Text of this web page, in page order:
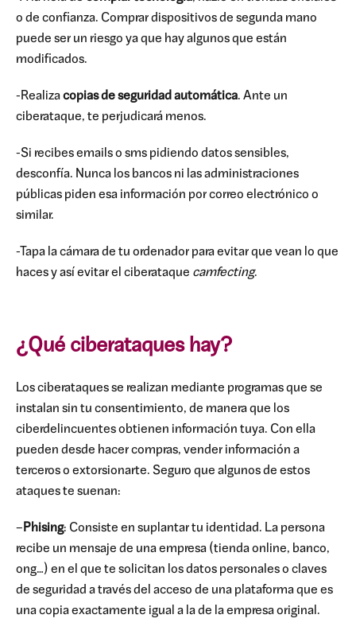
o de confianza. Comprar dispositivos de segunda mano
puede ser un riesgo ya que hay algunos que están
modificados.
-Realizacopias de seguridad automática. Ante un
ciberataque, te perjudicará menos.
-Si recibes emails o sms pidiendo datos sensibles,
desconfía. Nunca los bancos ni las administraciones
públicas piden esa información por correo electrónico o
similar.
-Tapa la cámara de tu ordenador para evitar que vean lo que
haces y así evitar el ciberataque camfecting.
¿Qué ciberataques hay?
Los ciberataques se realizan mediante programas que se
instalan sin tu consentimiento, de manera que los
ciberdelincuentes obtienen información tuya. Con ella
pueden desde hacer compras, vender información a
terceros o extorsionarte. Seguro que algunos de estos
ataques te suenan:
– Phising: Consiste en suplantar tu identidad. La persona
recibe un mensaje de una empresa (tienda online, banco,
ong…) en el que te solicitan los datos personales o claves
de seguridad a través del acceso de una plataforma que es
una copia exactamente igual a la de la empresa original.